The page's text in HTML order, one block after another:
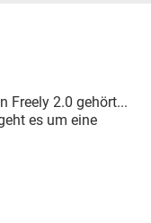
Freely 2.0 gehört...
es um eine